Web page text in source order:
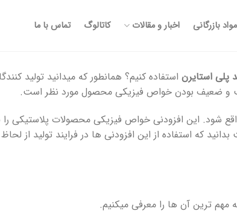
مواد بازرگانی اخبار و مقالات کاتالوگ تماس با ما
پلی استایرن استفاده کنیم؟ همانطور که میدانید تولید
و ضعیف بودن خواص فیزیکی محصول مورد نظر است.
واقع شود. این افزودنی خواص فیزیکی محصولات
که استفاده از این افزودنی ها در فرایند تولید از
مهم ترین آن ها را معرفی میکنیم.